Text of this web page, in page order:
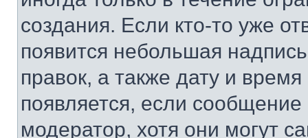
создания. Если кто-то уже
появится небольшая
правок, а также дату и
появляется, если
модератор, хотя они могут